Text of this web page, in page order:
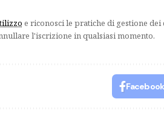
e riconosci le pratiche di gestione dei
l'iscrizione in qualsiasi momento.
Facebook